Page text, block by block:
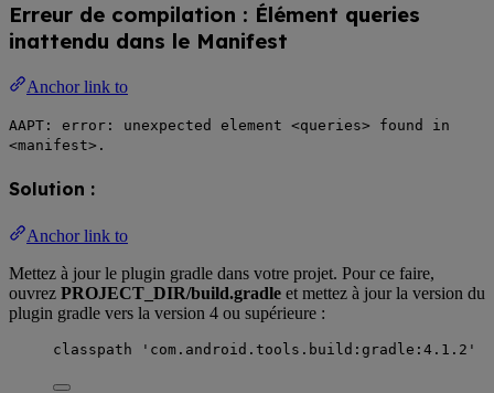
Erreur de compilation : Élément queries
inattendu dans le Manifest
Anchor link to
AAPT: error: unexpected element <queries> found in
<manifest>.
Solution :
Anchor link to
Mettez à jour le plugin gradle dans votre projet. Pour ce faire,
ouvrez PROJECT_DIR/build.gradle et mettez à jour la version du
plugin gradle vers la version 4 ou supérieure :
classpath 'com.android.tools.build:gradle:4.1.2'